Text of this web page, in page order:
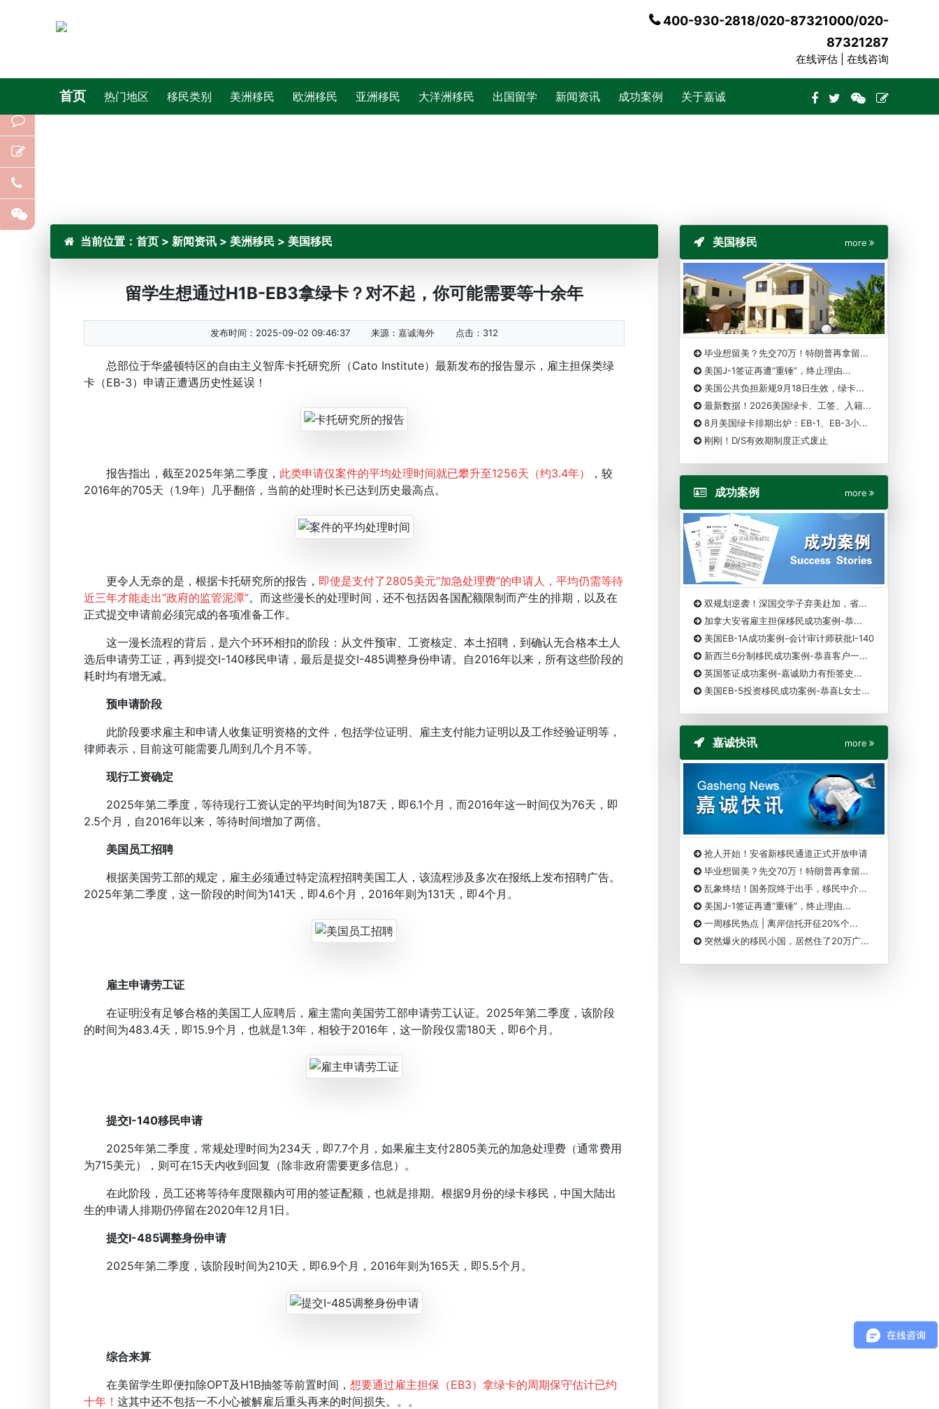
400-930-2818/020-87321000/020-
87321287
在线评估 | 在线咨询
首页 热门地区 移民类别 美洲移民 欧洲移民 亚洲移民 大洋洲移民 出国留学 新闻资讯 成功案例 关于嘉诚
当前位置： 首页 > 新闻资讯 > 美洲移民 > 美国移民
留学生想通过H1B-EB3拿绿卡？对不起，你可能需要等十余年
发布时间：2025-09-02 09:46:37 来源： 嘉诚海外 点击： 312
总部位于华盛顿特区的自由主义智库卡托研究所（Cato Institute）最新发布的报告显示，雇主担保类绿
卡（EB-3）申请正遭遇历史性延误！
报告指出，截至2025年第二季度， 此类申请仅案件的平均处理时间就已攀升至1256天（约3.4年）
，较
2016年的705天（1.9年）几乎翻倍，当前的处理时长已达到历史最高点。
更令人无奈的是，根据卡托研究所的报告， 即使是支付了2805美元“加急处理费”的申请人，平均仍需等待
近三年才能走出“政府的监管泥潭”。而这些漫长的处理时间，还不包括因各国配额限制而产生的排期，以及在
正式提交申请前必须完成的各项准备工作。
这一漫长流程的背后，是六个环环相扣的阶段：从文件预审、工资核定、本土招聘，到确认无合格本土人
选后申请劳工证，再到提交I-140移民申请，最后是提交I-485调整身份申请。自2016年以来，所有这些阶段的
耗时均有增无减。
预申请阶段
此阶段要求雇主和申请人收集证明资格的文件，包括学位证明、雇主支付能力证明以及工作经验证明等，
律师表示，目前这可能需要几周到几个月不等。
现行工资确定
2025年第二季度，等待现行工资认定的平均时间为187天，即6.1个月，而2016年这一时间仅为76天，即
2.5个月，自2016年以来，等待时间增加了两倍。
美国员工招聘
根据美国劳工部的规定，雇主必须通过特定流程招聘美国工人，该流程涉及多次在报纸上发布招聘广告。
2025年第二季度，这一阶段的时间为141天，即4.6个月，2016年则为131天，即4个月。
雇主申请劳工证
在证明没有足够合格的美国工人应聘后，雇主需向美国劳工部申请劳工认证。2025年第二季度，该阶段
的时间为483.4天，即15.9个月，也就是1.3年，相较于2016年，这一阶段仅需180天，即6个月。
提交I-140移民申请
2025年第二季度，常规处理时间为234天，即7.7个月，如果雇主支付2805美元的加急处理费（通常费用
为715美元），则可在15天内收到回复（除非政府需要更多信息）。
在此阶段，员工还将等待年度限额内可用的签证配额，也就是排期。根据9月份的绿卡移民，中国大陆出
生的申请人排期仍停留在2020年12月1日。
提交I-485调整身份申请
2025年第二季度，该阶段时间为210天，即6.9个月，2016年则为165天，即5.5个月。
综合来算
在美留学生即便扣除OPT及H1B抽签等前置时间， 想要通过雇主担保（EB3）拿绿卡的周期保守估计已约
十年！ 这其中还不包括一不小心被解雇后重头再来的时间损失。。。
美国移民 more
毕业想留美？先交70万！特朗普再拿留...
美国J-1签证再遭“重锤”，终止理由...
美国公共负担新规9月18日生效，绿卡...
最新数据！2026美国绿卡、工签、入籍...
8月美国绿卡排期出炉：EB-1、EB-3小...
刚刚！D/S有效期制度正式废止
成功案例 more
双规划逆袭！深国交学子弃美赴加，省...
加拿大安省雇主担保移民成功案例-恭...
美国EB-1A成功案例-会计审计师获批I-140
新西兰6分制移民成功案例-恭喜客户一...
英国签证成功案例-嘉诚助力有拒签史...
美国EB-5投资移民成功案例-恭喜L女士...
嘉诚快讯 more
抢人开始！安省新移民通道正式开放申请
毕业想留美？先交70万！特朗普再拿留...
乱象终结！国务院终于出手，移民中介...
美国J-1签证再遭“重锤”，终止理由...
一周移民热点 | 离岸信托开征20%个...
突然爆火的移民小国，居然住了20万广...